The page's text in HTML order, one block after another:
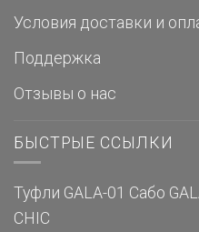
Условия доставки и
Поддержка
Отзывы о нас
БЫСТРЫЕ ССЫЛКИ
Туфли GALA-01 Сабо
CHIC